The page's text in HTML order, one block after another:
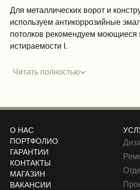
Для металлических ворот и
используем антикоррозийные
потолков рекомендуем моющиеся
истираемости I.
Читать полностью
О НАС
ПОРТФОЛИО
ГАРАНТИИ
КОНТАКТЫ
МАГАЗИН
ВАКАНСИИ